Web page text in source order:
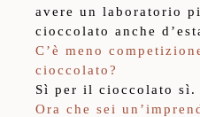
avere un laboratorio
cioccolato anche
C’è meno
cioccolato?
Sì per il cioccolato sì.
Ora che sei